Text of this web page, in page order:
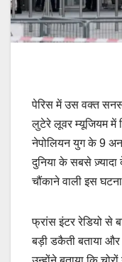
पेरिस में उस वक्त
लुटेरे लूवर म्यूजियम में
नेपोलियन युग के 9
दुनिया के सबसे
चौंकाने वाली इस
फ्रांस इंटर रेडियो से
बड़ी डकैती बताया